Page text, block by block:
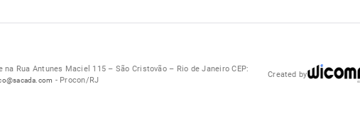
na Rua Antunes Maciel 115 – São Cristovão – Rio de Janeiro CEP:
- Procon/RJ
Created by